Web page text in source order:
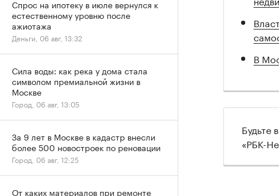
В
Будьте
«РБК-
Спрос на ипотеку в июле вернулся к
естественному уровню после
ажиотажа
Деньги, 06 авг, 13:32
Сила воды: как река у дома стала
символом премиальной жизни в
Москве
Город, 06 авг, 13:05
За 9 лет в Москве в кадастр внесли
более 500 новостроек по реновации
Город, 06 авг, 12:25
От каких материалов при ремонте